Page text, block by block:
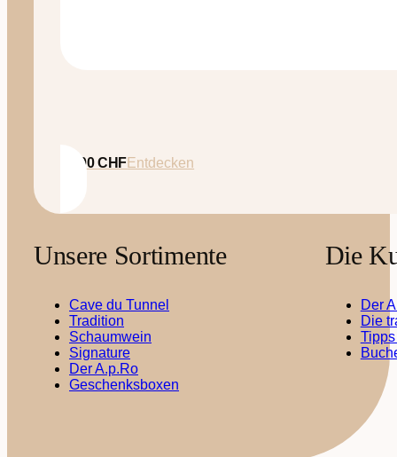
35.00CHFEntdecken
Unsere Sortimente
Cave du Tunnel
Tradition
Schaumwein
Signature
Der A.p.Ro
Geschenksboxen
Die
Der
Die